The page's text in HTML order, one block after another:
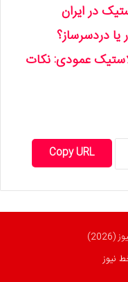
در ایران
دردسرساز؟
عمودی: نکات
Copy URL
نیوز